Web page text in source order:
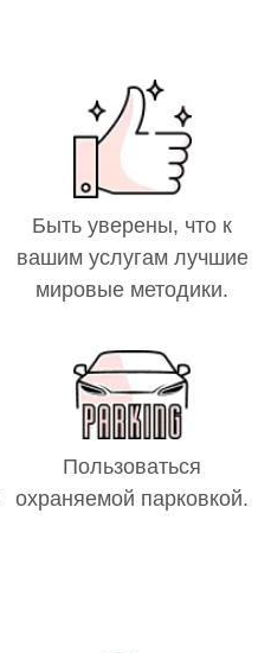
Быть уверены, что к
вашим услугам лучшие
мировые методики.
Пользоваться
охраняемой парковкой.